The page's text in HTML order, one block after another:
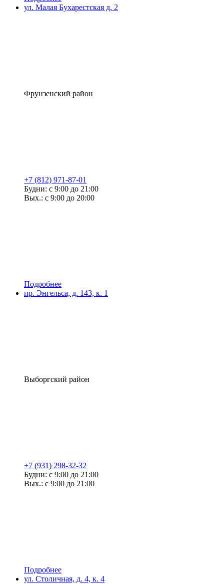
ул. Малая Бухарестская д. 2
Фрунзенский район
+7 (812) 971-87-01
Будни: с 9:00 до 21:00
Вых.: с 9:00 до 20:00
Подробнее
пр. Энгельса, д. 143, к. 1
Выборгский район
+7 (931) 298-32-32
Будни: с 9:00 до 21:00
Вых.: с 9:00 до 21:00
Подробнее
ул. Столичная, д. 4, к. 4